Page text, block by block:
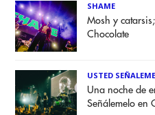
SHAME
Mosh y
Chocolate
USTED
Una noche de
Señálemelo en